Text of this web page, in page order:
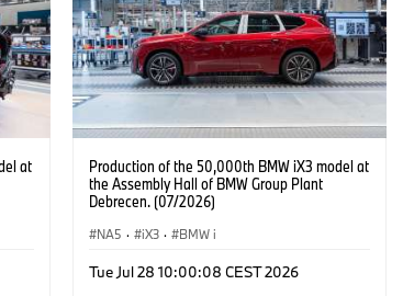
at
Production of the 50,000th BMW iX3 model at
the Assembly Hall of BMW Group Plant
Debrecen. (07/2026)
NA5 · iX3 · BMW i
Tue Jul 28 10:00:08 CEST 2026